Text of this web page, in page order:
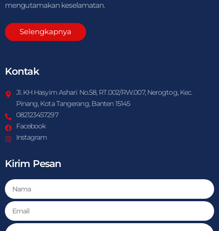
mengutamakan keselamatan.
Selengkapnya
Kontak
Jl. KH Hasyim Ashari No.58, RT.002/RW.007, Nerogtog, Kec.
Pinang, Kota Tangerang, Banten 15145
082123457297
Facebook
Instagram
Kirim Pesan